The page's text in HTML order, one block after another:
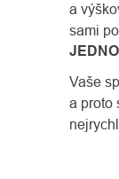
a
sami
Vaše
a proto